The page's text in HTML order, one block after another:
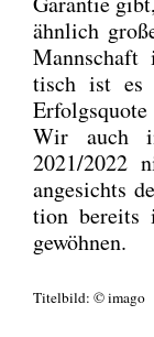
ähn­lich
tisch ist es
Wir auch
2021/2022
ange­sichts
ti­on bereits
gewöh­nen.
Titel­bild: © ima­go